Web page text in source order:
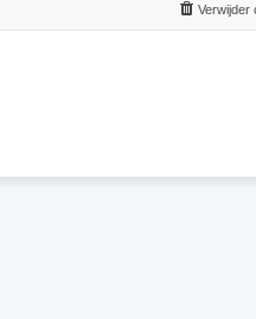
Verwijder